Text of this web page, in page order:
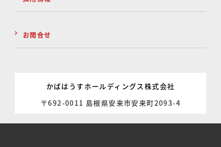
お問合せ
かばはうすホールディングス株式会社
〒692-0011 島根県安来市安来町2093-4